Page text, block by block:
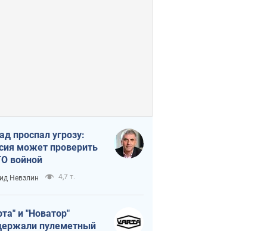
проспал угрозу:
может проверить
войной
Невзлин 4,7 т.
и "Новатор"
пулеметный